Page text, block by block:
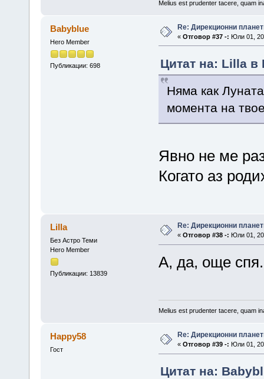
Melius est prudenter tacere, quam
Babyblue
Hero Member
Публикации: 698
Re: Дирекционни
« Отговор #37 -: Юли 01,
Цитат на: Lilla в
Няма как
момента на
Явно не ме
Когато аз
Lilla
Без Астро Теми
Hero Member
Публикации: 13839
Re: Дирекционни
« Отговор #38 -: Юли 01,
А, да, още
Melius est prudenter tacere, quam
Happy58
Гост
Re: Дирекционни
« Отговор #39 -: Юли 01,
Цитат на: